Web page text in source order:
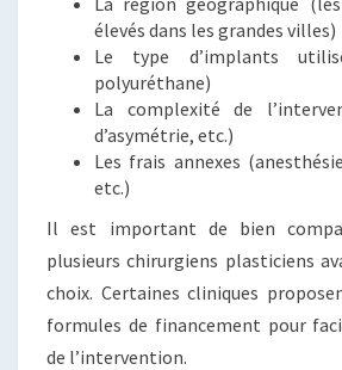
élevés dans les grandes villes)
Le type d’implants
polyuréthane)
La complexité de
d’asymétrie, etc.)
Les frais annexes
etc.)
Il est important de bien
plusieurs chirurgiens plasticiens
choix. Certaines cliniques
formules de financement pour
de l’intervention.